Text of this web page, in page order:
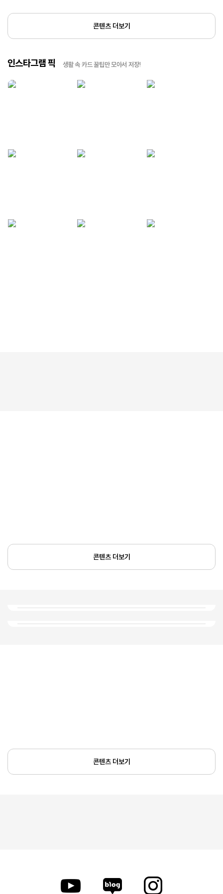
콘텐츠 더보기
인스타그램 픽 생활 속 카드 꿀팁만 모아서 저장!
콘텐츠 더보기
콘텐츠 더보기